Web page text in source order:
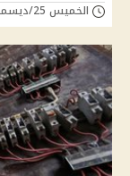
الخميس 25/ديسمبر/2025 - 04:00 ص